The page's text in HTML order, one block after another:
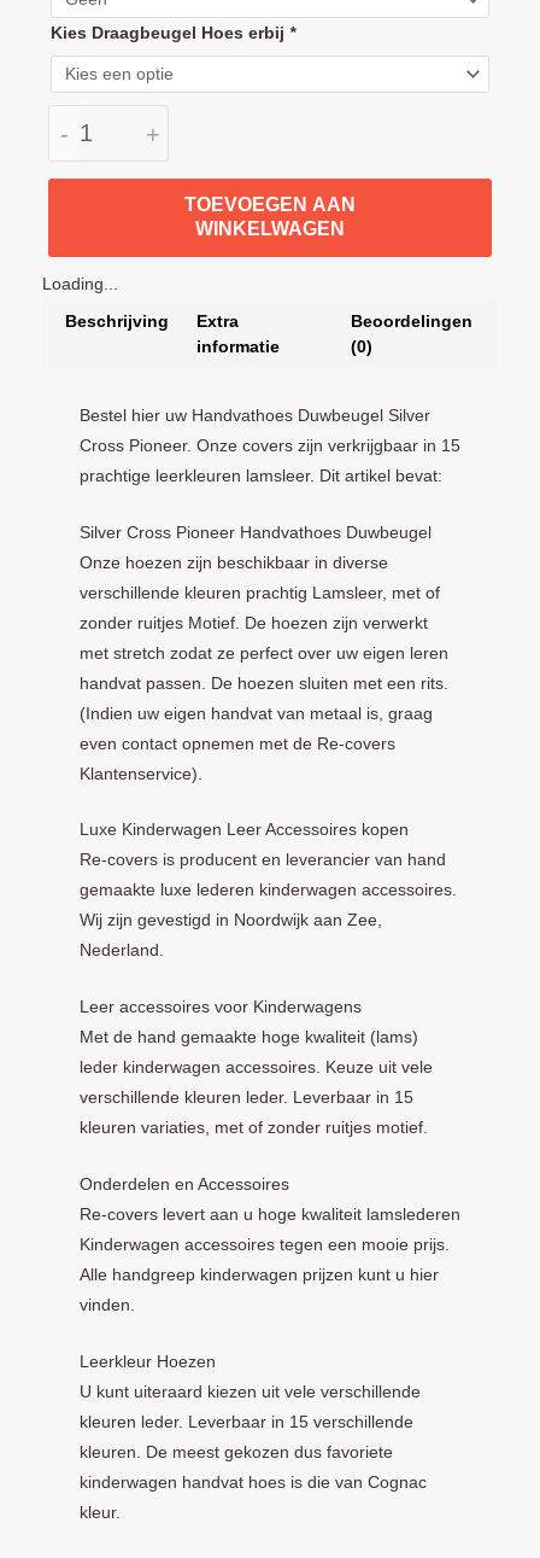
Kies Draagbeugel Hoes erbij *
- +
TOEVOEGEN AAN
WINKELWAGEN
Loading...
Beschrijving
Extra
informatie
Beoordelingen
(0)
Bestel hier uw Handvathoes Duwbeugel Silver
Cross Pioneer. Onze covers zijn verkrijgbaar in 15
prachtige leerkleuren lamsleer. Dit artikel bevat:
Silver Cross Pioneer Handvathoes Duwbeugel
Onze hoezen zijn beschikbaar in diverse
verschillende kleuren prachtig Lamsleer, met of
zonder ruitjes Motief. De hoezen zijn verwerkt
met stretch zodat ze perfect over uw eigen leren
handvat passen. De hoezen sluiten met een rits.
(Indien uw eigen handvat van metaal is, graag
even contact opnemen met de Re-covers
Klantenservice).
Luxe Kinderwagen Leer Accessoires kopen
Re-covers is producent en leverancier van hand
gemaakte luxe lederen kinderwagen accessoires.
Wij zijn gevestigd in Noordwijk aan Zee,
Nederland.
Leer accessoires voor Kinderwagens
Met de hand gemaakte hoge kwaliteit (lams)
leder kinderwagen accessoires. Keuze uit vele
verschillende kleuren leder. Leverbaar in 15
kleuren variaties, met of zonder ruitjes motief.
Onderdelen en Accessoires
Re-covers levert aan u hoge kwaliteit lamslederen
Kinderwagen accessoires tegen een mooie prijs.
Alle handgreep kinderwagen prijzen kunt u hier
vinden.
Leerkleur Hoezen
U kunt uiteraard kiezen uit vele verschillende
kleuren leder. Leverbaar in 15 verschillende
kleuren. De meest gekozen dus favoriete
kinderwagen handvat hoes is die van Cognac
kleur.